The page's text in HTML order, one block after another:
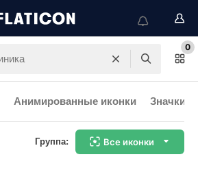
0
Анимированные иконки Значки
Группа: Все иконки